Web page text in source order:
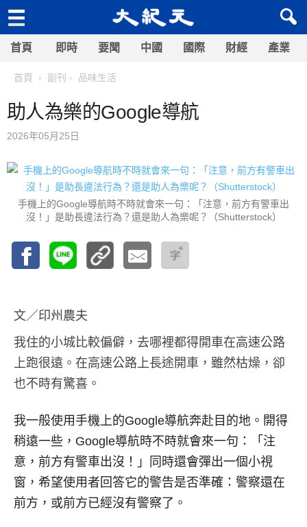
首頁 即時 要聞 中國 國際 財經 產業
首頁 副刊 品味生活
助人為樂的Google導航
2026年05月25日
手機上的Google導航時不時就會來一句：「注意，前方有警車出
沒！」是助長違法行為？還是助人為樂呢？（Shutterstock）
文／印州農夫
我住的小城比較偏僻，去哪裡都得開車在高速公路
上跑很遠。在高速公路上長途開車，雖然枯燥，卻
也不時有驚喜。
我一般使用手機上的Google導航奔赴目的地。開得
稍遠一些，Google導航時不時就會來一句：「注
意，前方有警車出沒！」同時還會彈出一個小視
窗，希望使用者回答它的警告是否準確：警察還在
前方，或前方已經沒有警察了。